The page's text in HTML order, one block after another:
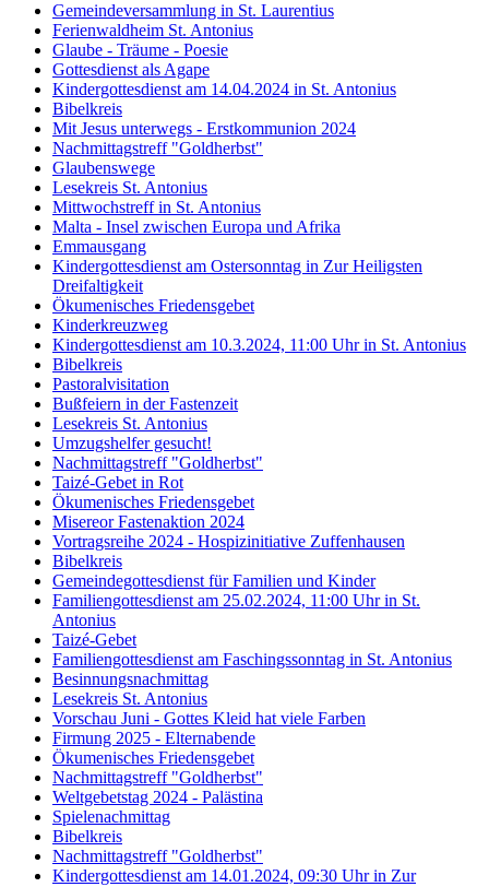
Gemeindeversammlung in St. Laurentius
Ferienwaldheim St. Antonius
Glaube - Träume - Poesie
Gottesdienst als Agape
Kindergottesdienst am 14.04.2024 in St. Antonius
Bibelkreis
Mit Jesus unterwegs - Erstkommunion 2024
Nachmittagstreff "Goldherbst"
Glaubenswege
Lesekreis St. Antonius
Mittwochstreff in St. Antonius
Malta - Insel zwischen Europa und Afrika
Emmausgang
Kindergottesdienst am Ostersonntag in Zur Heiligsten
Dreifaltigkeit
Ökumenisches Friedensgebet
Kinderkreuzweg
Kindergottesdienst am 10.3.2024, 11:00 Uhr in St. Antonius
Bibelkreis
Pastoralvisitation
Bußfeiern in der Fastenzeit
Lesekreis St. Antonius
Umzugshelfer gesucht!
Nachmittagstreff "Goldherbst"
Taizé-Gebet in Rot
Ökumenisches Friedensgebet
Misereor Fastenaktion 2024
Vortragsreihe 2024 - Hospizinitiative Zuffenhausen
Bibelkreis
Gemeindegottesdienst für Familien und Kinder
Familiengottesdienst am 25.02.2024, 11:00 Uhr in St.
Antonius
Taizé-Gebet
Familiengottesdienst am Faschingssonntag in St. Antonius
Besinnungsnachmittag
Lesekreis St. Antonius
Vorschau Juni - Gottes Kleid hat viele Farben
Firmung 2025 - Elternabende
Ökumenisches Friedensgebet
Nachmittagstreff "Goldherbst"
Weltgebetstag 2024 - Palästina
Spielenachmittag
Bibelkreis
Nachmittagstreff "Goldherbst"
Kindergottesdienst am 14.01.2024, 09:30 Uhr in Zur